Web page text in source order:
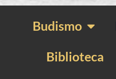
Budismo
Biblioteca